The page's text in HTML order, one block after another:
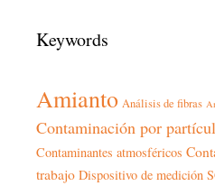
Keywords
Amianto Análisis de fibras
Contaminación por
Contaminantes atmosféricos
trabajo Dispositivo de medición